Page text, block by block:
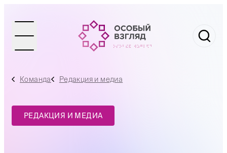
Команда Редакция и медиа
РЕДАКЦИЯ И МЕДИА